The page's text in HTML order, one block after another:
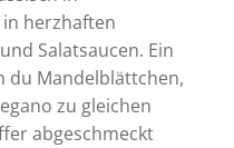
herzhaften
Salatsaucen. Ein
du Mandelblättchen,
zu gleichen
abgeschmeckt